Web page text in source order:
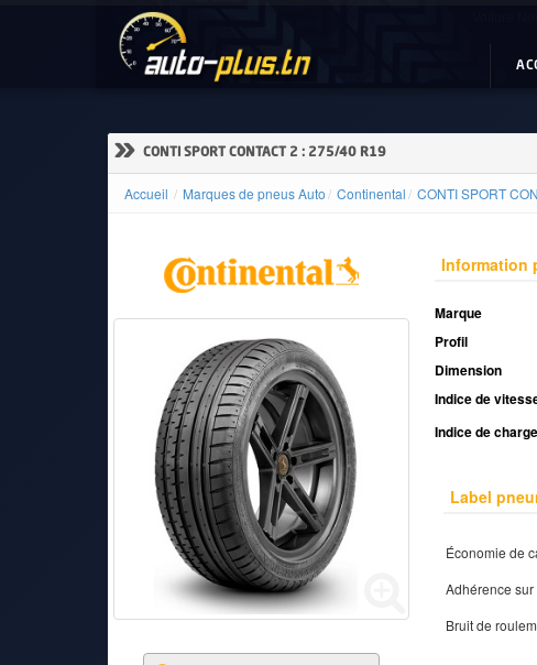
» CONTI SPORT CONTACT 2 : 275/40 R19
Accueil Marques de pneus Auto Continental CONTI SPORT
Information
Marque
Profil
Dimension
Indice de
Indice de charge
Label
Économie de
Adhérence
Bruit de